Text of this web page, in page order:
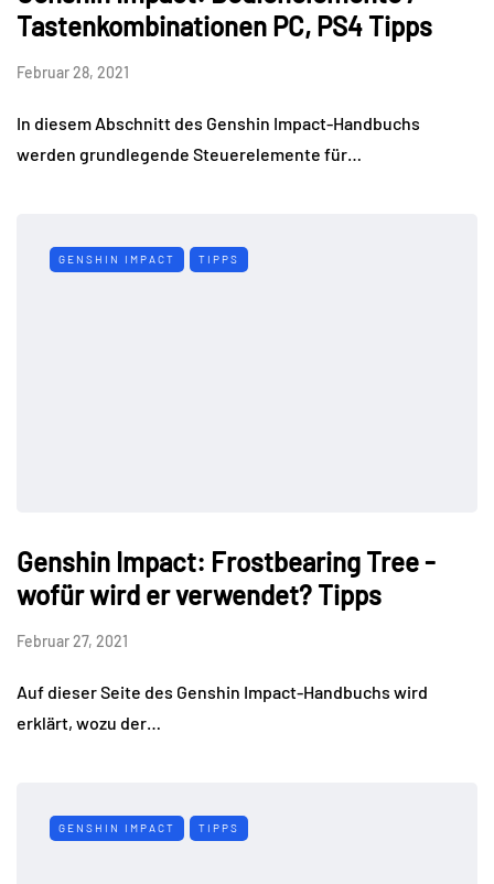
Tastenkombinationen PC, PS4 Tipps
Februar 28, 2021
In diesem Abschnitt des Genshin Impact-Handbuchs
werden grundlegende Steuerelemente für…
GENSHIN IMPACT TIPPS
Genshin Impact: Frostbearing Tree -
wofür wird er verwendet? Tipps
Februar 27, 2021
Auf dieser Seite des Genshin Impact-Handbuchs wird
erklärt, wozu der…
GENSHIN IMPACT TIPPS